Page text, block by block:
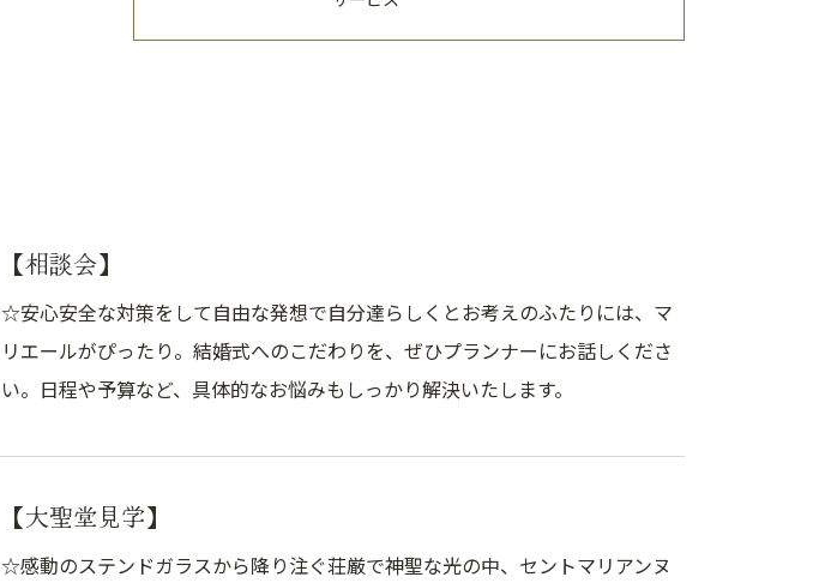
【相談会】
☆安心安全な対策をして自由な発想で自分達らしくとお考えのふたりには、マ
リエールがぴったり。結婚式へのこだわりを、ぜひプランナーにお話しくださ
い。日程や予算など、具体的なお悩みもしっかり解決いたします。
【大聖堂見学】
☆感動のステンドガラスから降り注ぐ荘厳で神聖な光の中、セントマリアンヌ